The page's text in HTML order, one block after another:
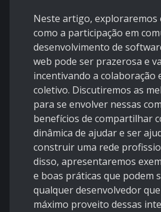
Neste artigo, exploraremos
como a participação em
desenvolvimento de
web pode ser prazerosa e
incentivando a colaboração
coletivo. Discutiremos as
para se envolver nessas
benefícios de compartilhar
dinâmica de ajudar e ser
construir uma rede
disso, apresentaremos
e boas práticas que podem
qualquer desenvolvedor
máximo proveito dessas